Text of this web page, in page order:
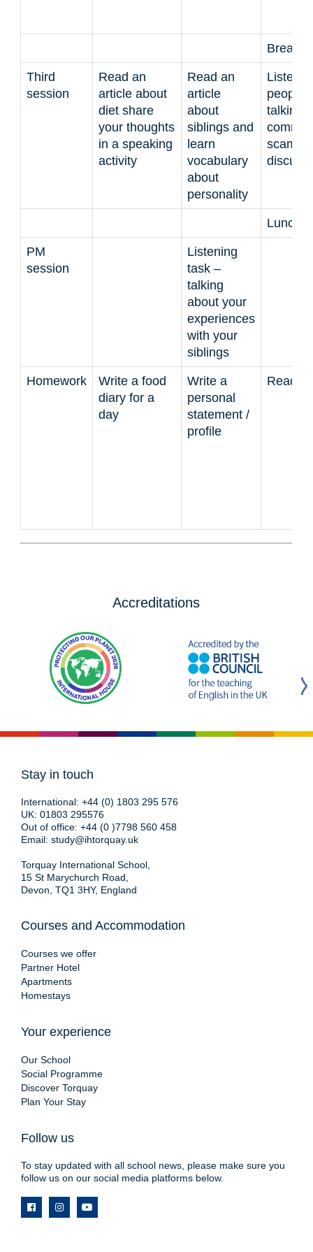
Break
Third
session
Read an
article about
diet share
your thoughts
in a speaking
activity
Read an
article
about
siblings and
learn
vocabulary
about
personality
Listen
people
talking
scams
discuss
Lunch
PM
session
Listening
task –
talking
about your
experiences
with your
siblings
Homework
Write a food
diary for a
day
Write a
personal
statement /
profile
Accreditations
Stay in touch
International: +44 (0) 1803 295 576
UK: 01803 295576
Out of office: +44 (0 )7798 560 458
Email: study@ihtorquay.uk
Torquay International School,
15 St Marychurch Road,
Devon, TQ1 3HY, England
Courses and Accommodation
Courses we offer
Partner Hotel
Apartments
Homestays
Your experience
Our School
Social Programme
Discover Torquay
Plan Your Stay
Follow us
To stay updated with all school news, please make sure you
follow us on our social media platforms below.